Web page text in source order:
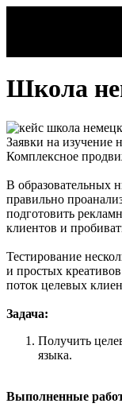
Школа
Заявки на изучение
Комплексное
В образовательных
правильно
подготовить
клиентов и
Тестирование
и простых
поток целевых
Задача:
Получить
языка.
Выполненные